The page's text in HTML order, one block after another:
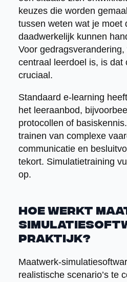
keuzes die worden
tussen weten wat je moet
daadwerkelijk kunnen
Voor
centraal leerdoel is, is dat
cruciaal.
Standaard e-learning
het leeraanbod,
protocollen of
trainen van complexe
communicatie en
tekort. Simulatietraining
op.
Hoe werkt
praktijk?
Maatwerk-
realistische scenario’s te